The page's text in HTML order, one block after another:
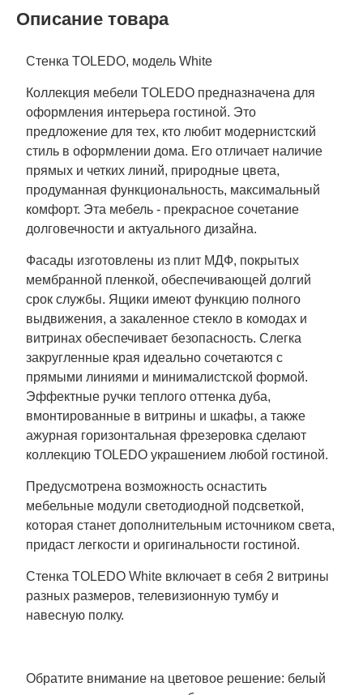
Описание товара
Стенка TOLEDO, модель White
Коллекция мебели TOLEDO предназначена для
оформления интерьера гостиной. Это
предложение для тех, кто любит модернистский
стиль в оформлении дома. Его отличает наличие
прямых и четких линий, природные цвета,
продуманная функциональность, максимальный
комфорт. Эта мебель - прекрасное сочетание
долговечности и актуального дизайна.
Фасады изготовлены из плит МДФ, покрытых
мембранной пленкой, обеспечивающей долгий
срок службы. Ящики имеют функцию полного
выдвижения, а закаленное стекло в комодах и
витринах обеспечивает безопасность. Слегка
закругленные края идеально сочетаются с
прямыми линиями и минималистской формой.
Эффектные ручки теплого оттенка дуба,
вмонтированные в витрины и шкафы, а также
ажурная горизонтальная фрезеровка сделают
коллекцию TOLEDO украшением любой гостиной.
Предусмотрена возможность оснастить
мебельные модули светодиодной подсветкой,
которая станет дополнительным источником света,
придаст легкости и оригинальности гостиной.
Стенка TOLEDO White включает в себя 2 витрины
разных размеров, телевизионную тумбу и
навесную полку.
Обратите внимание на цветовое решение: белый